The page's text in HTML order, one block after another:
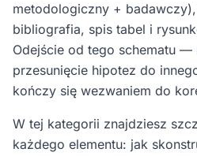
metodologiczny +
bibliografia, spis tabel i
Odejście od tego schematu —
przesunięcie hipotez do
kończy się wezwaniem do
W tej kategorii znajdziesz
każdego elementu: jak